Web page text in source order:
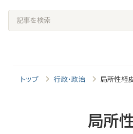
記
事
検
トップ 行政・政治 局所性経
局所